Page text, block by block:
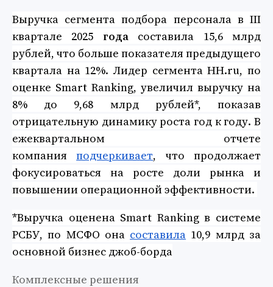
Выручка сегмента подбора персонала в III
квартале 2025 годасоставила 15,6 млрд
рублей, что больше показателя предыдущего
квартала на 12%. Лидер сегмента HH.ru, по
оценке Smart Ranking, увеличил выручку на
8% до 9,68 млрд рублей*, показав
отрицательную динамику роста год к году. В
ежеквартальном отчете
компанияподчеркивает, что продолжает
фокусироваться на росте доли рынка и
повышении операционной эффективности.
*Выручка оценена Smart Ranking в системе
РСБУ, по МСФО она составила 10,9 млрд за
основной бизнес джоб-борда
Комплексные решения